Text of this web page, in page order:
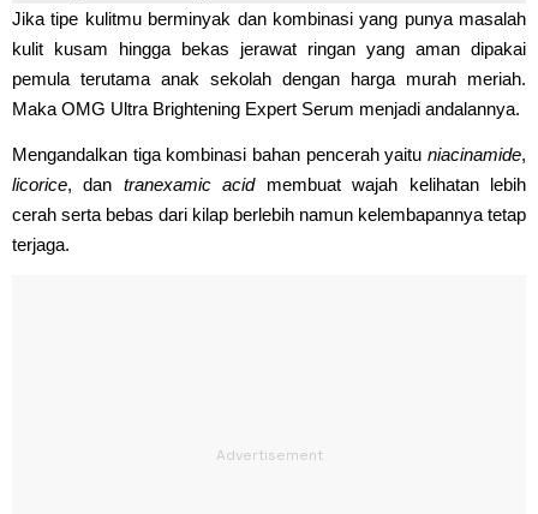
Jika tipe kulitmu berminyak dan kombinasi yang punya masalah
kulit kusam hingga bekas jerawat ringan yang aman dipakai
pemula terutama anak sekolah dengan harga murah meriah.
Maka OMG Ultra Brightening Expert Serum menjadi andalannya.
Mengandalkan tiga kombinasi bahan pencerah yaitu niacinamide,
licorice, dan tranexamic acidmembuat wajah kelihatan lebih
cerah serta bebas dari kilap berlebih namun kelembapannya tetap
terjaga.